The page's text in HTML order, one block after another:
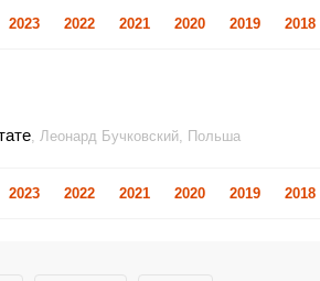
2023 2022 2021 2020 2019 2018
, Леонард Бучковский, Польша
2023 2022 2021 2020 2019 2018